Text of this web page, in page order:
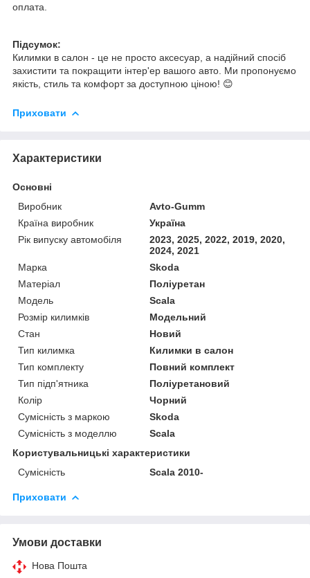
оплата.
Підсумок:
Килимки в салон - це не просто аксесуар, а надійний спосіб
захистити та покращити інтер'ер вашого авто. Ми пропонуємо
якість, стиль та комфорт за доступною ціною! 😊
Приховати
Характеристики
Основні
Виробник
Avto-Gumm
Країна виробник
Україна
Рік випуску автомобіля
2023, 2025, 2022, 2019, 2020,
2024, 2021
Марка
Skoda
Матеріал
Поліуретан
Модель
Scala
Розмір килимків
Модельний
Стан
Новий
Тип килимка
Килимки в салон
Тип комплекту
Повний комплект
Тип підп'ятника
Поліуретановий
Колір
Чорний
Сумісність з маркою
Skoda
Сумісність з моделлю
Scala
Користувальницькі характеристики
Сумісність
Scala 2010-
Приховати
Умови доставки
Нова Пошта